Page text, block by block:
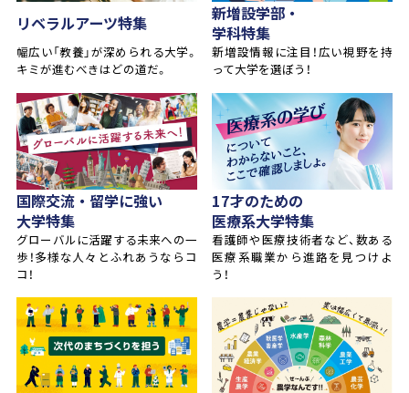
リベラルアーツ特集
幅広い「教養」が深められる大学。
キミが進むべきはどの道だ。
新増設学部・
学科特集
新増設情報に注目！広い視野を持
って大学を選ぼう！
国際交流・留学に強い
大学特集
グローバルに活躍する未来への一
歩！多様な人々とふれあうならコ
コ！
17才のための
医療系大学特集
看護師や医療技術者など、数ある
医療系職業から進路を見つけよ
う！